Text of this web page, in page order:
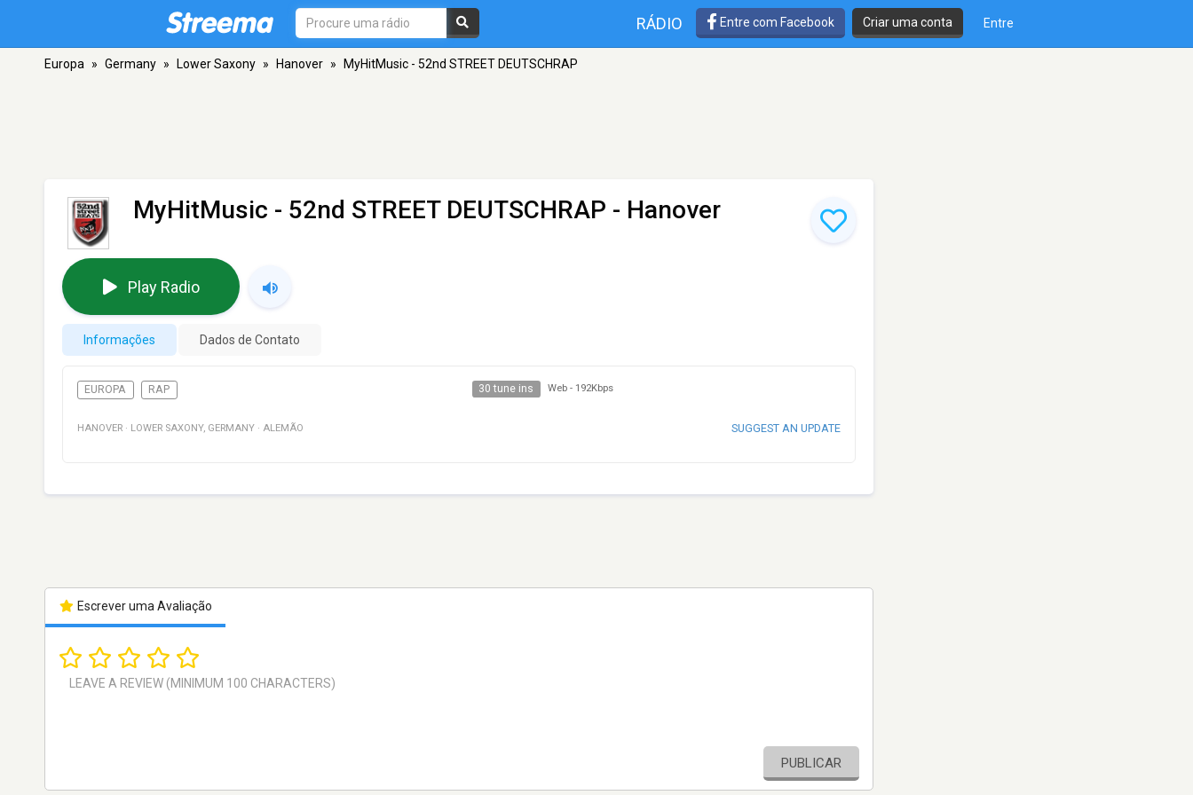
RÁDIO Entre com Facebook Criar uma conta Entre
Europa » Germany » Lower Saxony » Hanover » MyHitMusic - 52nd STREET DEUTSCHRAP
MyHitMusic - 52nd STREET DEUTSCHRAP - Hanover
Play Radio
Informações Dados de Contato
EUROPA RAP 30 tune ins Web - 192Kbps
HANOVER · LOWER SAXONY, GERMANY · ALEMÃO SUGGEST AN UPDATE
Escrever uma Avaliação
PUBLICAR